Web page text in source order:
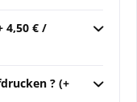
4,50 € /
? (+